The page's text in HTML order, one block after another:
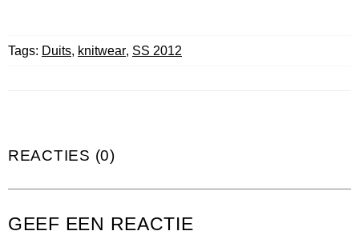
Tags: Duits, knitwear, SS 2012
REACTIES (0)
GEEF EEN REACTIE